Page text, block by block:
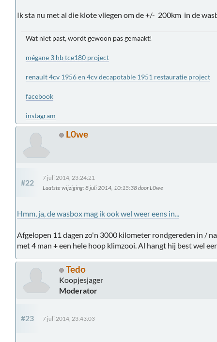
Ik sta nu met al die klote vliegen om de +/- 200km in de
Wat niet past, wordt gewoon pas gemaakt!
mégane 3 hb tce180 project
renault 4cv 1956 en 4cv decapotable 1951 restauratie project
facebook
instagram
L0we
#22
7 juli 2014, 23:24:21
Laatste wijziging: 8 juli 2014, 10:15:38 door L0we
Hmm, ja, de wasbox mag ik ook wel weer eens in...
Afgelopen 11 dagen zo'n 3000 kilometer rondgereden in /
met 4 man + een hele hoop klimzooi. Al hangt hij best wel
Tedo
Koopjesjager
Moderator
#23 7 juli 2014, 23:43:03